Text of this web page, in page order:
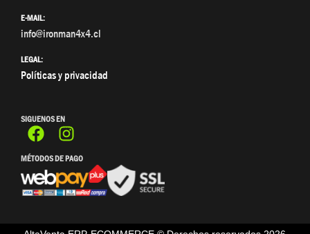
E-MAIL:
info@ironman4x4.cl
LEGAL:
Políticas y privacidad
SIGUENOS EN
MÉTODOS DE PAGO